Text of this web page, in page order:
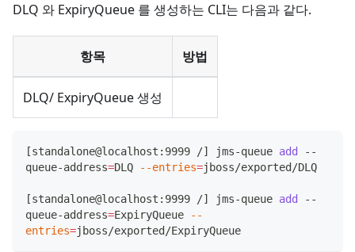
DLQ 와 ExpiryQueue 를 생성하는 CLI는 다음과 같다.
항목 방법
DLQ/ ExpiryQueue 생성
[standalone@localhost:9999 /] jms-queue add
--
queue-address=DLQ --entries=jboss/exported/DLQ
[standalone@localhost:9999 /] jms-queue add
--
queue-address=ExpiryQueue
--
entries=jboss/exported/ExpiryQueue